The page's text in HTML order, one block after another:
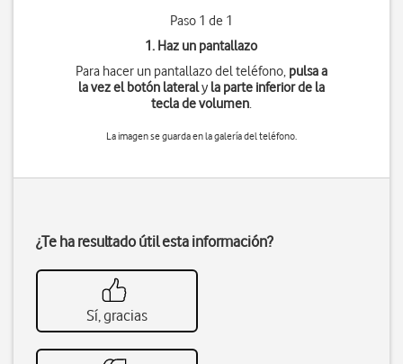
Paso 1 de 1
1. Haz un pantallazo
Para hacer un pantallazo del teléfono, pulsa a
la vezel botón lateraly la parte inferior de la
tecla de volumen.
La imagen se guarda en la galería del teléfono.
¿Te ha resultado útil esta información?
Sí, gracias